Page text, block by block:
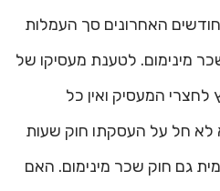
האחרונים סך העמלות
מינימום. לטענת מעסיקו של
לחצרי המעסיק ואין כל
לא חל על העסקתו חוק שעות
גם חוק שכר מינימום. האם